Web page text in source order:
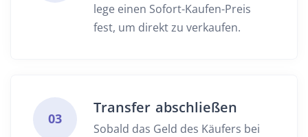
lege einen Sofort-Kaufen-Preis
fest, um direkt zu verkaufen.
03
Transfer abschließen
Sobald das Geld des Käufers bei